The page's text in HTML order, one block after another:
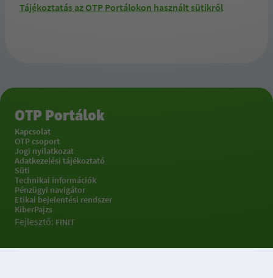
Tájékoztatás az OTP Portálokon használt sütikről
OTP Portálok
Kapcsolat
OTP csoport
Jogi nyilatkozat
Adatkezelési tájékoztató
Süti
Technikai információk
Pénzügyi navigátor
Etikai bejelentési rendszer
KiberPajzs
Fejlesztő: FINIT